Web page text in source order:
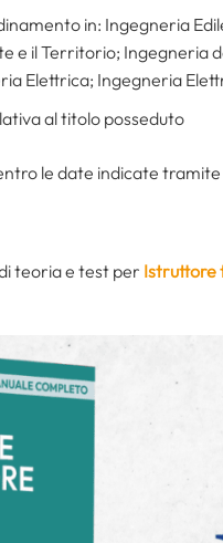
in: Ingegneria
e il Territorio;
Elettrica; Ingegneria
al titolo posseduto
le date indicate
teoria e test per Istruttore